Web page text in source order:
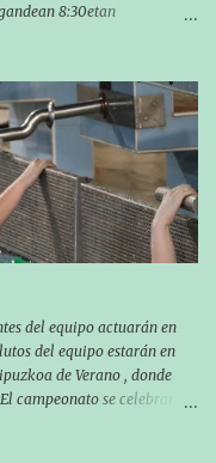
8:30etan
DE ZARAUTZ. La
la jornada del sabado y a
tendrán que estar en la
(polideportivo
del equipo actuarán en
del equipo estarán en
de Verano , donde
campeonato se celebrará